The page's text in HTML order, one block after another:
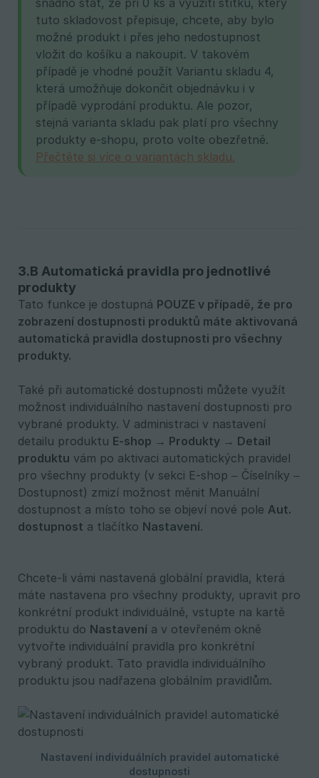
snadno stát, že při 0 ks a využití štítku, který
tuto skladovost přepisuje, chcete, aby bylo
možné produkt i přes jeho nedostupnost
vložit do košíku a nakoupit. V takovém
případě je vhodné použít Variantu skladu 4,
která umožňuje dokončit objednávku i v
případě vyprodání produktu. Ale pozor,
stejná varianta skladu pak platí pro všechny
produkty e-shopu, proto volte obezřetně.
Přečtěte si více o variantách skladu.
3.B Automatická pravidla pro jednotlivé
produkty
Tato funkce je dostupná POUZE v případě, že pro
zobrazení dostupnosti produktů máte aktivovaná
automatická pravidla dostupnosti pro všechny
produkty.
Také při automatické dostupnosti můžete využít
možnost individuálního nastavení dostupnosti pro
vybrané produkty. V administraci v nastavení
detailu produktu E-shop → Produkty → Detail
produktu vám po aktivaci automatických pravidel
pro všechny produkty (v sekci E-shop – Číselníky –
Dostupnost) zmizí možnost měnit Manuální
dostupnost a místo toho se objeví nové pole Aut.
dostupnost a tlačítko Nastavení.
Chcete-li vámi nastavená globální pravidla, která
máte nastavena pro všechny produkty, upravit pro
konkrétní produkt individuálně, vstupte na kartě
produktu do Nastavení a v otevřeném okně
vytvořte individuální pravidla pro konkrétní
vybraný produkt. Tato pravidla individuálního
produktu jsou nadřazena globálním pravidlům.